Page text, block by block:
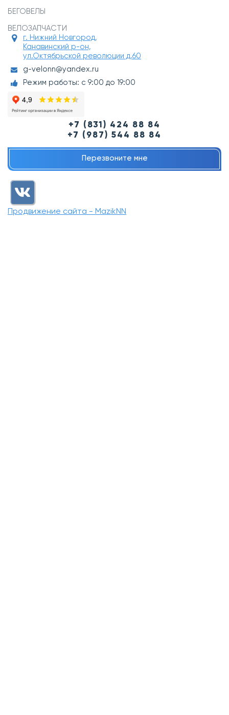
БЕГОВЕЛЫ
ВЕЛОЗАПЧАСТИ
г. Нижний Новгород,
Канавинский р-он,
ул.Октябрьской революции д.60
g-velonn@yandex.ru
Режим работы: с 9:00 до 19:00
+7 (831) 424 88 84
+7 (987) 544 88 84
Перезвоните мне
Продвижение сайта - MazikNN